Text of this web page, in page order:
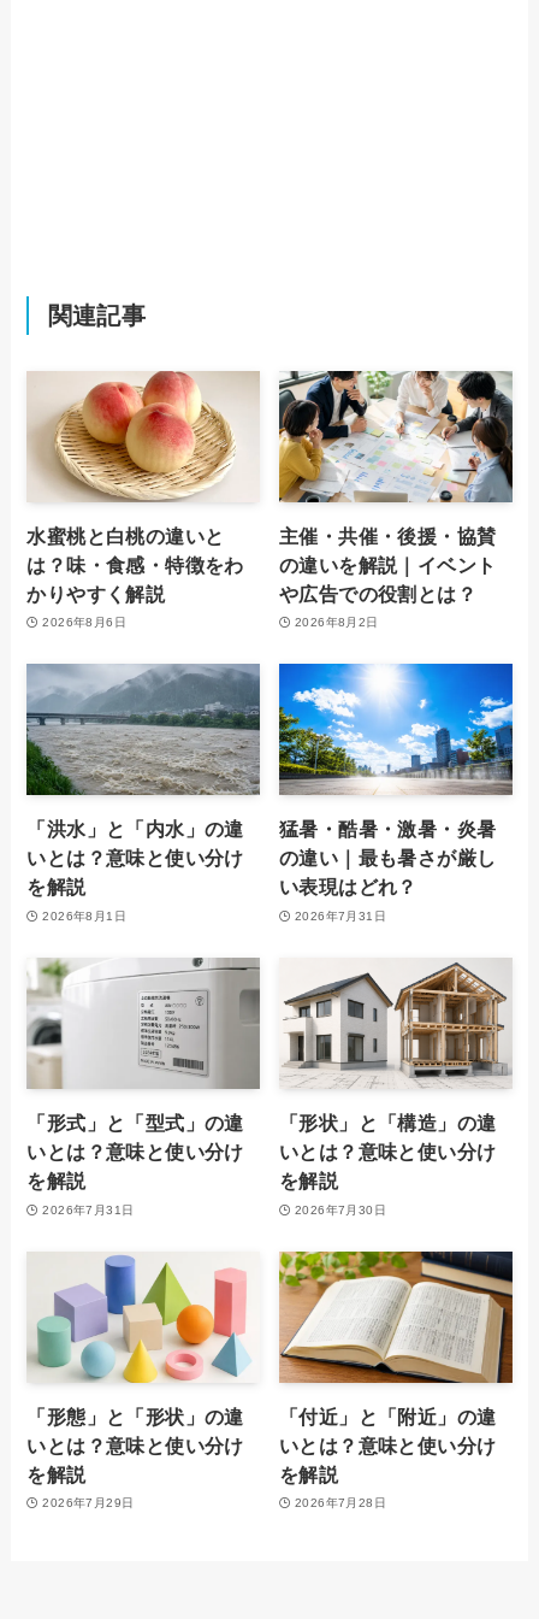
関連記事
水蜜桃と白桃の違いと
は？味・食感・特徴をわ
かりやすく解説
2026年8月6日
主催・共催・後援・協賛
の違いを解説｜イベント
や広告での役割とは？
2026年8月2日
「洪水」と「内水」の違
いとは？意味と使い分け
を解説
2026年8月1日
猛暑・酷暑・激暑・炎暑
の違い｜最も暑さが厳し
い表現はどれ？
2026年7月31日
「形式」と「型式」の違
いとは？意味と使い分け
を解説
2026年7月31日
「形状」と「構造」の違
いとは？意味と使い分け
を解説
2026年7月30日
「形態」と「形状」の違
いとは？意味と使い分け
を解説
2026年7月29日
「付近」と「附近」の違
いとは？意味と使い分け
を解説
2026年7月28日